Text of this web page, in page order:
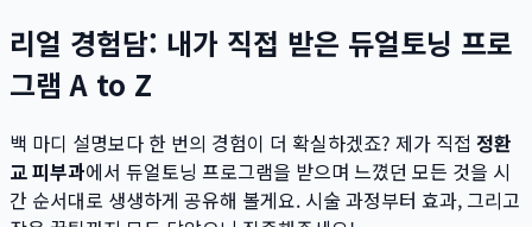
리얼 경험담: 내가 직접 받은 듀얼토닝 프로
그램 A to Z
백 마디 설명보다 한 번의 경험이 더 확실하겠죠? 제가 직접 정환
교 피부과에서 듀얼토닝 프로그램을 받으며 느꼈던 모든 것을 시
간 순서대로 생생하게 공유해 볼게요. 시술 과정부터 효과, 그리고